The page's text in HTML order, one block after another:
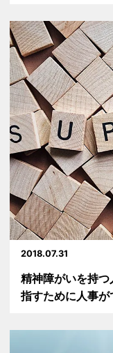
2018.07.31
精神障がいを持
指すために人事が